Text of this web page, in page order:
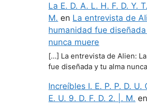
La E. D. A. L. H. F. D. Y.
M. en La entrevista de
humanidad fue
nunca muere
[…] La entrevista de Alien:
fue diseñada y tu alma
Increíbles I. E. P. P. D. U.
E. U. 9. D. F. D. 2. |. M. en